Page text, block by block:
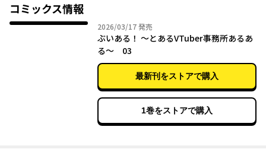
コミックス情報
2026/03/172026年03月17日
発売
ぶいある！ ～とあるVTuber事務所あるあ
る～ 03
最新刊をストアで購入
1巻をストアで購入